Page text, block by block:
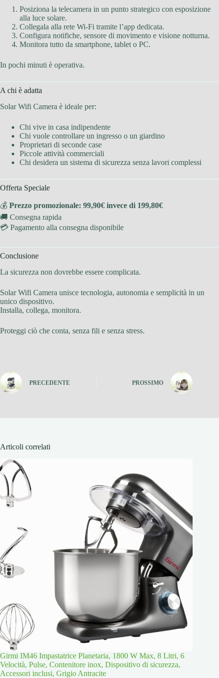
Posiziona la telecamera in un punto strategico con esposizione
alla luce solare.
Collegala alla rete Wi-Fi tramite l’app dedicata.
Configura notifiche, sensore di movimento e visione notturna.
Monitora tutto da smartphone, tablet o PC.
In pochi minuti è operativa.
A chi è adatta
Solar Wifi Camera è ideale per:
Chi vive in casa indipendente
Chi vuole controllare un ingresso o un giardino
Proprietari di seconde case
Piccole attività commerciali
Chi desidera un sistema di sicurezza senza lavori complessi
Offerta Speciale
💰 Prezzo promozionale: 99,90€ invece di 199,80€
🚚 Consegna rapida
💳 Pagamento alla consegna disponibile
Conclusione
La sicurezza non dovrebbe essere complicata.
Solar Wifi Camera unisce tecnologia, autonomia e semplicità in un
unico dispositivo.
Installa, collega, monitora.
Proteggi ciò che conta, senza fili e senza stress.
PRECEDENTE PROSSIMO
Articoli correlati
Girmi IM46 Impastatrice Planetaria, 1800 W Max, 8 Litri, 6
Velocità, Pulse, Contenitore inox, Dispositivo di sicurezza,
Accessori inclusi, Grigio Antracite